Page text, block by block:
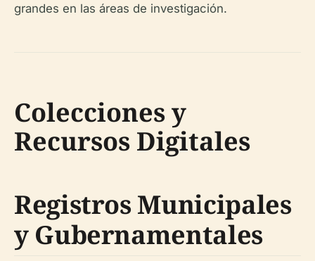
grandes en las áreas de investigación.
Colecciones y
Recursos Digitales
Registros Municipales
y Gubernamentales